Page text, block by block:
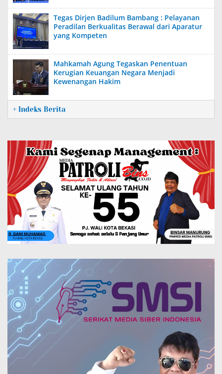
Tegas Dirjen Badilum Bambang : Pelayanan
Peradilan Berkualitas Berawal dari Aparatur
yang Kompeten
Mahkamah Agung Tegaskan Penentuan
Kerugian Keuangan Negara Menjadi
Kewenangan Hakim
+ Indeks Berita